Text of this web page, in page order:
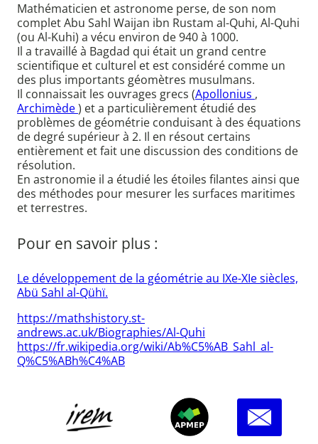
Mathématicien et astronome perse, de son nom
complet Abu Sahl Waijan ibn Rustam al-Quhi, Al-Quhi
(ou Al-Kuhi) a vécu environ de 940 à 1000.
Il a travaillé à Bagdad qui était un grand centre
scientifique et culturel et est considéré comme un
des plus importants géomètres musulmans.
Il connaissait les ouvrages grecs (Apollonius ,
Archimède) et a particulièrement étudié des
problèmes de géométrie conduisant à des équations
de degré supérieur à 2. Il en résout certains
entièrement et fait une discussion des conditions de
résolution.
En astronomie il a étudié les étoiles filantes ainsi que
des méthodes pour mesurer les surfaces maritimes
et terrestres.
Pour en savoir plus :
Le développement de la géométrie au IXe-XIe siècles,
Abü Sahl al-Qühï.
https://mathshistory.st-
andrews.ac.uk/Biographies/Al-Quhi
https://fr.wikipedia.org/wiki/Ab%C5%AB_Sahl_al-
Q%C5%ABh%C4%AB